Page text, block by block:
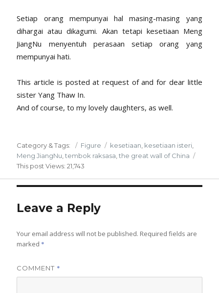
Setiap orang mempunyai hal masing-masing yang
dihargai atau dikagumi. Akan tetapi kesetiaan Meng
JiangNu menyentuh perasaan setiap orang yang
mempunyai hati.
This article is posted at request of and for dear little
sister Yang Thaw In.
And of course, to my lovely daughters, as well.
Category & Tags:
Posted
on
Categories
Figure Tags
kesetiaan, kesetiaan isteri,
Meng JiangNu,tembok raksasa,the great wall of China
This postViews: 21,743
Leave a Reply
Your email address will not be published. Required fields are
marked *
COMMENT *